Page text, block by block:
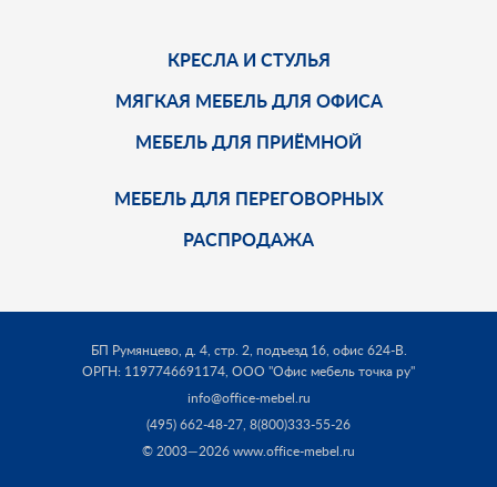
КРЕСЛА И СТУЛЬЯ
МЯГКАЯ МЕБЕЛЬ ДЛЯ ОФИСА
МЕБЕЛЬ ДЛЯ ПРИЁМНОЙ
МЕБЕЛЬ ДЛЯ ПЕРЕГОВОРНЫХ
РАСПРОДАЖА
БП Румянцево, д. 4, стр. 2, подъезд 16, офис 624-В.
ОРГН: 1197746691174, ООО "Офис мебель точка ру"
info@office-mebel.ru
(495) 662-48-27, 8(800)333-55-26
© 2003—2026 www.office-mebel.ru